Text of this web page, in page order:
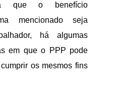
que o benefício
mencionado seja
há algumas
em que o PPP pode
os mesmos fins